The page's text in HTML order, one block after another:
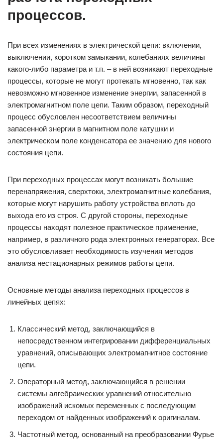
процессов.
При всех изменениях в электрической цепи: включении,
выключении, коротком замыкании, колебаниях величины
какого-либо параметра и т.п. – в ней возникают переходные
процессы, которые не могут протекать мгновенно, так как
невозможно мгновенное изменение энергии, запасенной в
электромагнитном поле цепи. Таким образом, переходный
процесс обусловлен несоответствием величины
запасенной энергии в магнитном поле катушки и
электрическом поле конденсатора ее значению для нового
состояния цепи.
При переходных процессах могут возникать большие
перенапряжения, сверхтоки, электромагнитные колебания,
которые могут нарушить работу устройства вплоть до
выхода его из строя. С другой стороны, переходные
процессы находят полезное практическое применение,
например, в различного рода электронных генераторах. Все
это обусловливает необходимость изучения методов
анализа нестационарных режимов работы цепи.
Основные методы анализа переходных процессов в
линейных цепях:
Классический метод, заключающийся в
непосредственном интегрировании дифференциальных
уравнений, описывающих электромагнитное состояние
цепи.
Операторный метод, заключающийся в решении
системы алгебраических уравнений относительно
изображений искомых переменных с последующим
переходом от найденных изображений к оригиналам.
Частотный метод, основанный на преобразовании Фурье